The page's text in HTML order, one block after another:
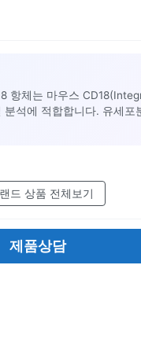
항체는 마우스
석에 적합합니다. 유세포
드 상품 전체보기
제품상담